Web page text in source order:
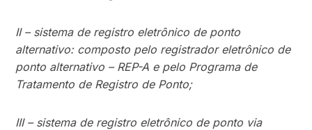
II – sistema de registro eletrônico de ponto
alternativo: composto pelo registrador eletrônico de
ponto alternativo – REP-A e pelo Programa de
Tratamento de Registro de Ponto;
III – sistema de registro eletrônico de ponto via